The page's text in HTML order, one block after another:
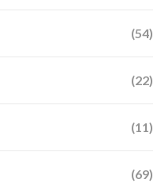
(54)
(22)
(11)
(69)